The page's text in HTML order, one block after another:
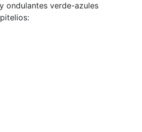
ondulantes verde-azules